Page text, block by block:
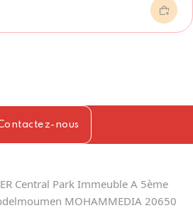
nous
Central Park Immeuble A 5ème
MOHAMMEDIA 20650